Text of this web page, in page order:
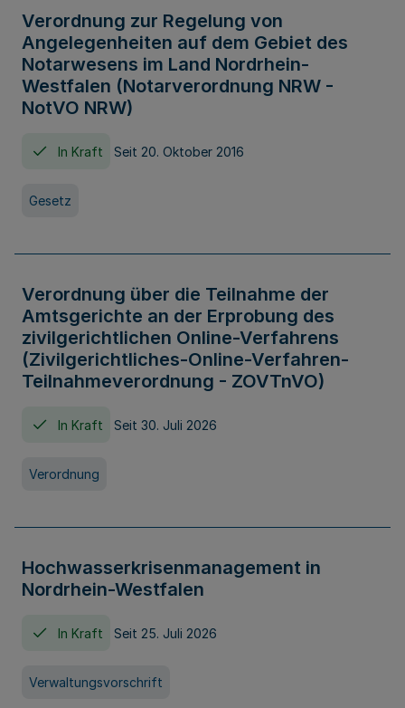
Verordnung zur Regelung von
Angelegenheiten auf dem Gebiet des
Notarwesens im Land Nordrhein-
Westfalen (Notarverordnung NRW -
NotVO NRW)
In Kraft Seit 20. Oktober 2016
Gesetz
Verordnung über die Teilnahme der
Amtsgerichte an der Erprobung des
zivilgerichtlichen Online-Verfahrens
(Zivilgerichtliches-Online-Verfahren-
Teilnahmeverordnung - ZOVTnVO)
In Kraft Seit 30. Juli 2026
Verordnung
Hochwasserkrisenmanagement in
Nordrhein-Westfalen
In Kraft Seit 25. Juli 2026
Verwaltungsvorschrift